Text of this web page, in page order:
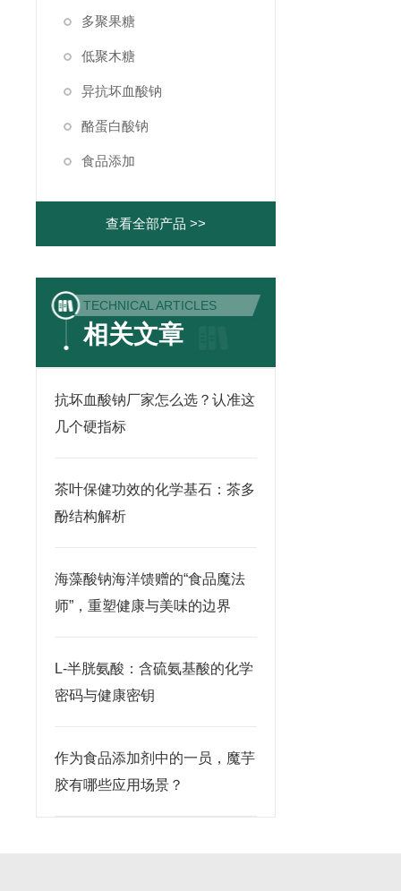
多聚果糖
低聚木糖
异抗坏血酸钠
酪蛋白酸钠
食品添加
查看全部产品 >>
TECHNICAL ARTICLES
相关文章
抗坏血酸钠厂家怎么选？认准这
几个硬指标
茶叶保健功效的化学基石：茶多
酚结构解析
海藻酸钠海洋馈赠的“食品魔法
师”，重塑健康与美味的边界
L-半胱氨酸：含硫氨基酸的化学
密码与健康密钥
作为食品添加剂中的一员，魔芋
胶有哪些应用场景？